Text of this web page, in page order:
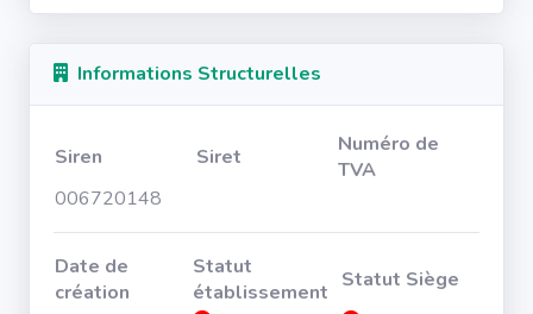
Informations Structurelles
Siren Siret
Numéro de
TVA
006720148
Date de
création
Statut
établissement Statut Siège